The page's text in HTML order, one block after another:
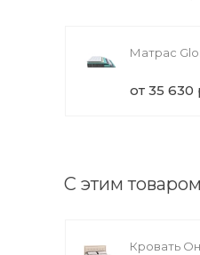
Матрас
от 35 630
С этим
Кровать